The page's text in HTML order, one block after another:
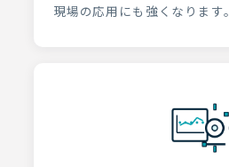
現場の応用にも強くなります。